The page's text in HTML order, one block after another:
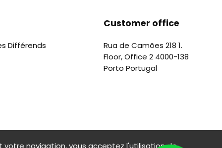
Différends
Customer office
Rua de Camões 218 1.
Floor, Office 2 4000-138
Porto Portugal
votre navigation, vous acceptez l'utilisation de